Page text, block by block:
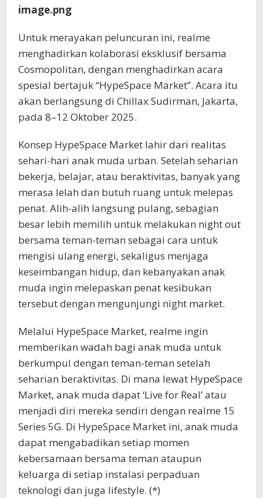
image.png
Untuk merayakan peluncuran ini, realme
menghadirkan kolaborasi eksklusif bersama
Cosmopolitan, dengan menghadirkan acara
spesial bertajuk “HypeSpace Market”. Acara itu
akan berlangsung di Chillax Sudirman, Jakarta,
pada 8–12 Oktober 2025.
Konsep HypeSpace Market lahir dari realitas
sehari-hari anak muda urban. Setelah seharian
bekerja, belajar, atau beraktivitas, banyak yang
merasa lelah dan butuh ruang untuk melepas
penat. Alih-alih langsung pulang, sebagian
besar lebih memilih untuk melakukan night out
bersama teman-teman sebagai cara untuk
mengisi ulang energi, sekaligus menjaga
keseimbangan hidup, dan kebanyakan anak
muda ingin melepaskan penat kesibukan
tersebut dengan mengunjungi night market.
Melalui HypeSpace Market, realme ingin
memberikan wadah bagi anak muda untuk
berkumpul dengan teman-teman setelah
seharian beraktivitas. Di mana lewat HypeSpace
Market, anak muda dapat ‘Live for Real’ atau
menjadi diri mereka sendiri dengan realme 15
Series 5G. Di HypeSpace Market ini, anak muda
dapat mengabadikan setiap momen
kebersamaan bersama teman ataupun
keluarga di setiap instalasi perpaduan
teknologi dan juga lifestyle. (*)